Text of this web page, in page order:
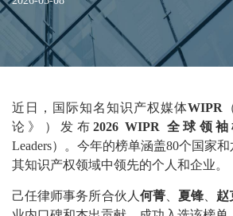
近日，国际知名知识产权媒体WIPR
论》）发布 2026 WIPR 全球领
Leaders）。今年的榜单涵盖80个国家
其知识产权领域中领先的个人和企业。
己任律师事务所合伙人 何菁、夏锋 赵